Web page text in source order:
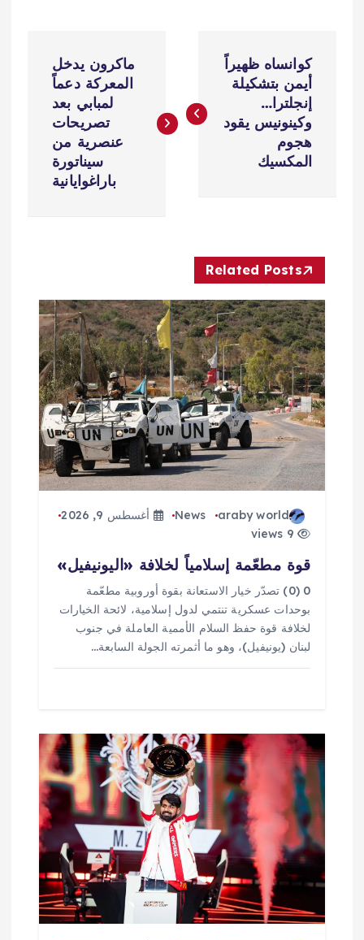
ص
م
ق
ت
كوانساه ظهيراً
أيمن بتشكيلة
إنجلترا…
وكينونيس يقود
هجوم
المكسيك
ماكرون يدخل
المعركة دعماً
لمبابي بعد
تصريحات
عنصرية من
سيناتورة
باراغوايانية
Related Posts
araby world
News
أغسطس 9, 2026
9 views
قوة مطعّمة إسلامياً لخلافة «اليونيفيل»
0 (0) تصدّر خيار الاستعانة بقوة أوروبية مطعّمة
بوحدات عسكرية تنتمي لدول إسلامية، لائحة الخيارات
لخلافة قوة حفظ السلام الأممية العاملة في جنوب
لبنان (يونيفيل)، وهو ما أثمرته الجولة السابعة…